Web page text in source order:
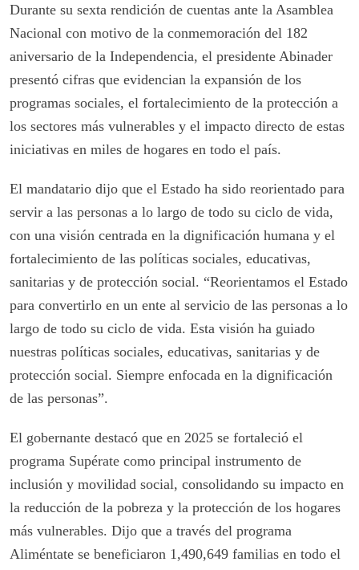
Durante su sexta rendición de cuentas ante la Asamblea
Nacional con motivo de la conmemoración del 182
aniversario de la Independencia, el presidente Abinader
presentó cifras que evidencian la expansión de los
programas sociales, el fortalecimiento de la protección a
los sectores más vulnerables y el impacto directo de estas
iniciativas en miles de hogares en todo el país.
El mandatario dijo que el Estado ha sido reorientado para
servir a las personas a lo largo de todo su ciclo de vida,
con una visión centrada en la dignificación humana y el
fortalecimiento de las políticas sociales, educativas,
sanitarias y de protección social. “Reorientamos el Estado
para convertirlo en un ente al servicio de las personas a lo
largo de todo su ciclo de vida. Esta visión ha guiado
nuestras políticas sociales, educativas, sanitarias y de
protección social. Siempre enfocada en la dignificación
de las personas”.
El gobernante destacó que en 2025 se fortaleció el
programa Supérate como principal instrumento de
inclusión y movilidad social, consolidando su impacto en
la reducción de la pobreza y la protección de los hogares
más vulnerables. Dijo que a través del programa
Aliméntate se beneficiaron 1,490,649 familias en todo el